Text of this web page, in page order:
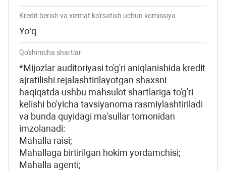
Kredit berish va xizmat ko'rsatish uchun komissiya
Yo‘q
Qo'shimcha shartlar
*Mijozlar auditoriyasi to'g'ri aniqlanishida kredit
ajratilishi rejalashtirilayotgan shaxsni
haqiqatda ushbu mahsulot shartlariga to'g'ri
kelishi bo'yicha tavsiyanoma rasmiylashtiriladi
va bunda quyidagi ma'sullar tomonidan
imzolanadi:
Mahalla raisi;
Mahallaga birtirilgan hokim yordamchisi;
Mahalla agenti;